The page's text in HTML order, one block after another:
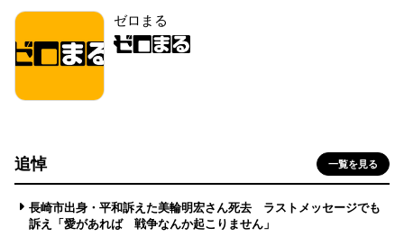
ゼロまる
追悼 一覧を見る
長崎市出身・平和訴えた美輪明宏さん死去 ラストメッセージでも
訴え「愛があれば 戦争なんか起こりません」